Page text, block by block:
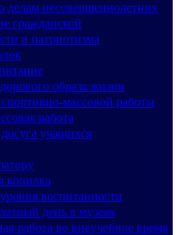
делам несовершеннолетних
гражданской
и патриотизма
образа жизни
массовой работы
работа
учащихся
копилка
воспитанности
день в музеях
работа во внеучебное время